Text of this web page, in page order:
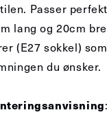
Passer
lang og 20cm
(E27 sokkel)
du ønsker.
: